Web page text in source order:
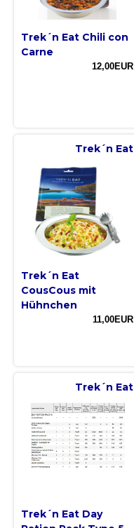
Trek´n Eat Chili con
Carne
12,00EUR
Trek´n Eat
Trek´n Eat
CousCous mit
Hühnchen
11,00EUR
Trek´n Eat
Trek´n Eat Day